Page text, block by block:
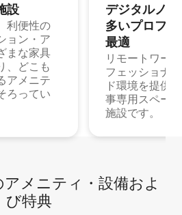
設
利便性の
ョン・ア
まな家具
、どこも
アメニテ
ろってい
デジタルノ
多⁠いプ⁠ロ⁠フ⁠
最⁠適
リモートワー
フェッショナ
ド環境を提供
事専用スペー
施設です。
メ⁠ニ⁠テ⁠ィ⁠・設⁠備⁠およ
び特⁠典